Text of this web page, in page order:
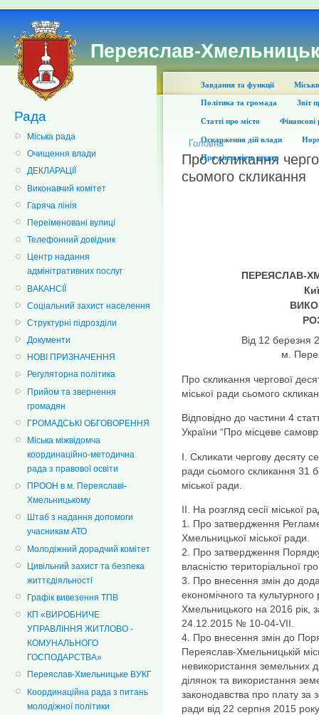
Переяслав-
Рада
Міська рада
Очищення влади
ДЕКЛАРАЦІЇ
Виконавчий комітет
Гаряча лінія
Переіменовані вулиці
Телефонний довідник
Центр надання
адмінітративних послуг
ВАКАНСІЇ
Соціальний захист населення
Структурні підрозділи
Документи
НОВІ ПРИЗНАЧЕННЯ
Регуляторна політика
Прийом та звернення
громадян
ГРОМАДСЬКІ ОБГОВОРЕННЯ
Міська міжвідомча
координаційно-методична
рада з правової освіти
ПРООН в м. Переяславі-
Хмельницькому
Штаб з надання допомоги
учасникам АТО
Молодіжний дорадчий комітет
Цивільний захист та безпека
життєдіяльності
Графік вивезення ТПВ
КП «ВИРОБНИЧЕ
УПРАВЛІННЯ ЖИТЛОВО -
КОМУНАЛЬНОГО
ГОСПОДАРСТВА»
Переяслав-Хмельницьке ВУКГ
Координаційна рада з питань
молодіжної політики
Завдання та функції
Політика та громада Звіт
Статті про місто Фінансові
Оскарження дій влади
Про діяльність влади
Головна
Про скликання
сьомого скликання
ПЕРЕЯСЛАВ-
Від 12
м.
Про скликання чергової
міської ради сьомого
Відповідно до частини 4
України “Про місцеве
І. Скликати чергову десяту
ради cьомого скликання 31
міської ради.
ІІ. На розгляд сесії міської
1. Про затвердження
Хмельницької міської ради.
2. Про затвердження
власністю територіальної
3. Про внесення змін до
економічного та
Хмельницького на 2016 рік,
24.12.2015 № 10-04-VII.
4. Про внесення змін до
Переяслав-Хмельницькій
невикористання земельних
ділянок та використання
законодавства про плату за
ради від 22 серпня 2015